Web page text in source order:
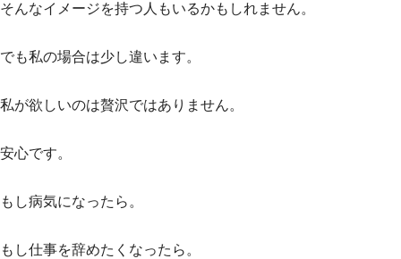
そんなイメージを持つ人もいるかもしれません。
でも私の場合は少し違います。
私が欲しいのは贅沢ではありません。
安心です。
もし病気になったら。
もし仕事を辞めたくなったら。